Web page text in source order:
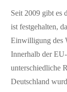
Seit 2009 gibt es
ist festgehalten,
Einwilligung des
Innerhalb der
unterschiedliche
Deutschland